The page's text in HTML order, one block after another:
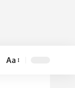
Lettergrootte
Aa